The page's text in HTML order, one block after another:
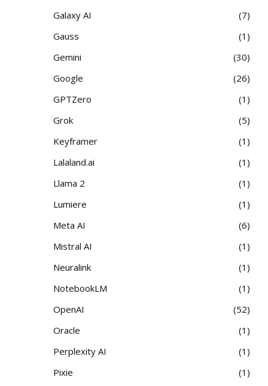
Galaxy AI
7
Gauss
1
Gemini
30
Google
26
GPTZero
1
Grok
5
Keyframer
1
Lalaland.ai
1
Llama 2
1
Lumiere
1
Meta AI
6
Mistral AI
1
Neuralink
1
NotebookLM
1
OpenAI
52
Oracle
1
Perplexity AI
1
Pixie
1